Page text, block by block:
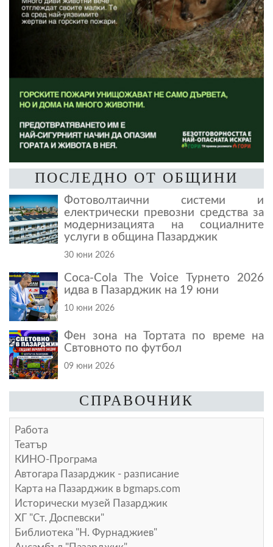
ПОСЛЕДНО ОТ ОБЩИНИ
Фотоволтаични системи и
електрически превозни средства за
модернизацията на социалните
услуги в община Пазарджик
30 юни 2026
Coca-Cola The Voice Турнето 2026
идва в Пазарджик на 19 юни
10 юни 2026
Фен зона на Тортата по време на
Свтовното по футбол
09 юни 2026
СПРАВОЧНИК
Работа
Театър
КИНО-Програма
Автогара Пазарджик - разписание
Карта на Пазарджик в bgmaps.com
Исторически музей Пазарджик
ХГ "Ст. Доспевски"
Библиотека "Н. Фурнаджиев"